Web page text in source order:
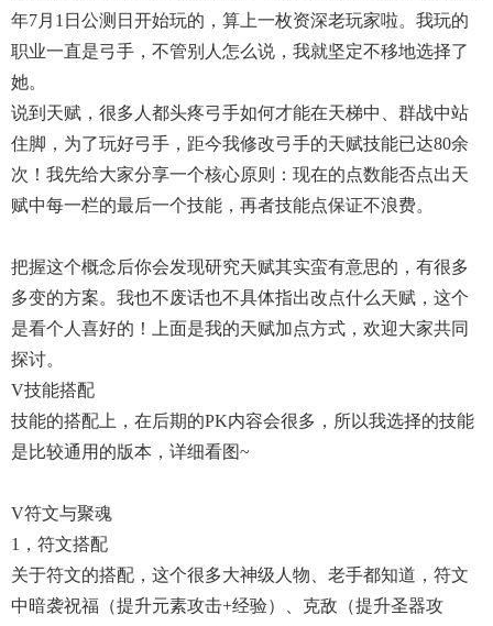
年7月1日公测日开始玩的，算上一枚资深老玩家啦。我玩的
职业一直是弓手，不管别人怎么说，我就坚定不移地选择了
她。
说到天赋，很多人都头疼弓手如何才能在天梯中、群战中站
住脚，为了玩好弓手，距今我修改弓手的天赋技能已达80余
次！我先给大家分享一个核心原则：现在的点数能否点出天
赋中每一栏的最后一个技能，再者技能点保证不浪费。
把握这个概念后你会发现研究天赋其实蛮有意思的，有很多
多变的方案。我也不废话也不具体指出改点什么天赋，这个
是看个人喜好的！上面是我的天赋加点方式，欢迎大家共同
探讨。
V技能搭配
技能的搭配上，在后期的PK内容会很多，所以我选择的技能
是比较通用的版本，详细看图~
V符文与聚魂
1，符文搭配
关于符文的搭配，这个很多大神级人物、老手都知道，符文
中暗袭祝福（提升元素攻击+经验）、克敌（提升圣器攻